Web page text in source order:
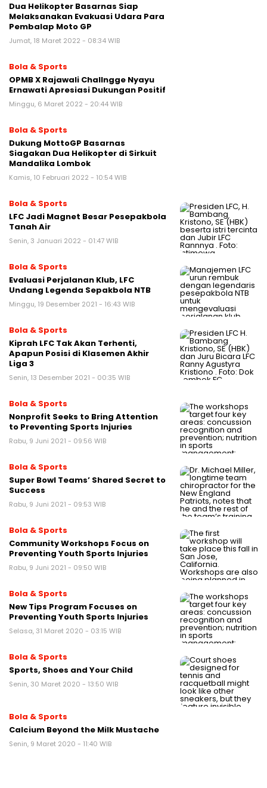
Dua Helikopter Basarnas Siap
Melaksanakan Evakuasi Udara Para
Pembalap Moto GP
Jumat, 18 Maret 2022 - 08:34 WIB
Bola & Sports
OPMB X Rajawali Challngge Nyayu
Ernawati Apresiasi Dukungan Positif
Minggu, 6 Maret 2022 - 20:44 WIB
Bola & Sports
Dukung MottoGP Basarnas
Siagakan Dua Helikopter di Sirkuit
Mandalika Lombok
Kamis, 10 Februari 2022 - 10:54 WIB
Bola & Sports
LFC Jadi Magnet Besar Pesepakbola
Tanah Air
Senin, 3 Januari 2022 - 01:47 WIB
Bola & Sports
Evaluasi Perjalanan Klub, LFC
Undang Legenda Sepakbola NTB
Minggu, 19 Desember 2021 - 16:43 WIB
Bola & Sports
Kiprah LFC Tak Akan Terhenti,
Apapun Posisi di Klasemen Akhir
Liga 3
Senin, 13 Desember 2021 - 00:35 WIB
Bola & Sports
Nonprofit Seeks to Bring Attention
to Preventing Sports Injuries
Rabu, 9 Juni 2021 - 09:56 WIB
Bola & Sports
Super Bowl Teams’ Shared Secret to
Success
Rabu, 9 Juni 2021 - 09:53 WIB
Bola & Sports
Community Workshops Focus on
Preventing Youth Sports Injuries
Rabu, 9 Juni 2021 - 09:50 WIB
Bola & Sports
New Tips Program Focuses on
Preventing Youth Sports Injuries
Selasa, 31 Maret 2020 - 03:15 WIB
Bola & Sports
Sports, Shoes and Your Child
Senin, 30 Maret 2020 - 13:50 WIB
Bola & Sports
Calcium Beyond the Milk Mustache
Senin, 9 Maret 2020 - 11:40 WIB